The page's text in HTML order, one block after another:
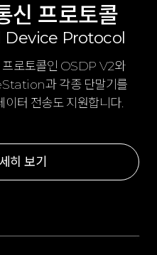
신 프로토콜
Protocol
로토콜인 OSDP V2와
과 각종 단말기를
터 전송도 지원합니다.
히 보기